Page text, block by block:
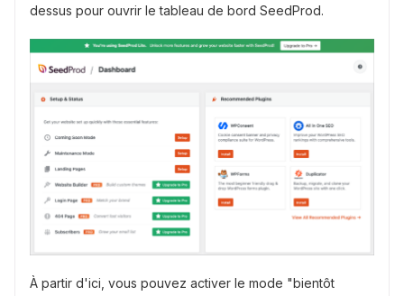
dessus pour ouvrir le tableau de bord SeedProd.
À partir d'ici, vous pouvez activer le mode "bientôt